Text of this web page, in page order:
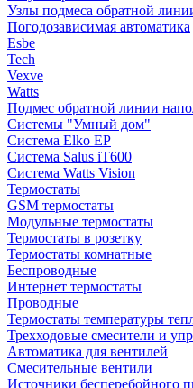
Узлы подмеса обратной
Погодозависимая автоматика
Esbe
Tech
Vexve
Watts
Подмес обратной линии
Системы "Умный дом"
Система Elko EP
Система Salus iT600
Система Watts Vision
Термостаты
GSM термостаты
Модульные термостаты
Термостаты в розетку
Термостаты комнатные
Беспроводные
Интернет термостаты
Проводные
Термостаты температуры
Трехходовые смесители и
Автоматика для вентилей
Смесительные вентили
Источники бесперебойного